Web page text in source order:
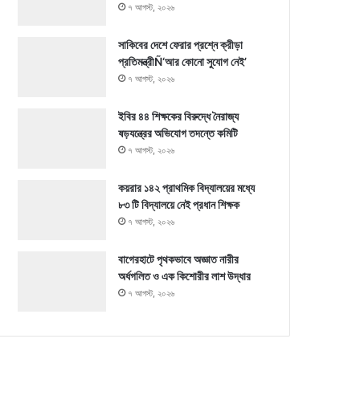
৭ আগস্ট, ২০২৬
সাকিবের দেশে ফেরার প্রশ্নে ক্রীড়া
প্রতিমন্ত্রীÑ‘আর কোনো সুযোগ নেই’
৭ আগস্ট, ২০২৬
ইবির ৪৪ শিক্ষকের বিরুদ্ধে নৈরাজ্য
ষড়যন্ত্রের অভিযোগ তদন্তে কমিটি
৭ আগস্ট, ২০২৬
কয়রার ১৪২ প্রাথমিক বিদ্যালয়ের মধ্যে
৮৩ টি বিদ্যালয়ে নেই প্রধান শিক্ষক
৭ আগস্ট, ২০২৬
বাগেরহাটে পৃথকভাবে অজ্ঞাত নারীর
অর্ধগলিত ও এক কিশোরীর লাশ উদ্ধার
৭ আগস্ট, ২০২৬